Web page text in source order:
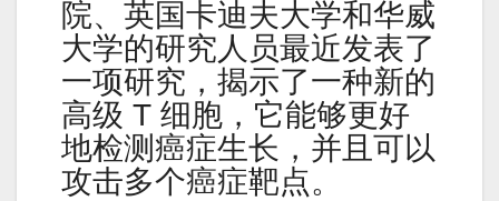
院、英国卡迪夫大学和华威
大学的研究人员最近发表了
一项研究，揭示了一种新的
高级 T 细胞，它能够更好
地检测癌症生长，并且可以
攻击多个癌症靶点。